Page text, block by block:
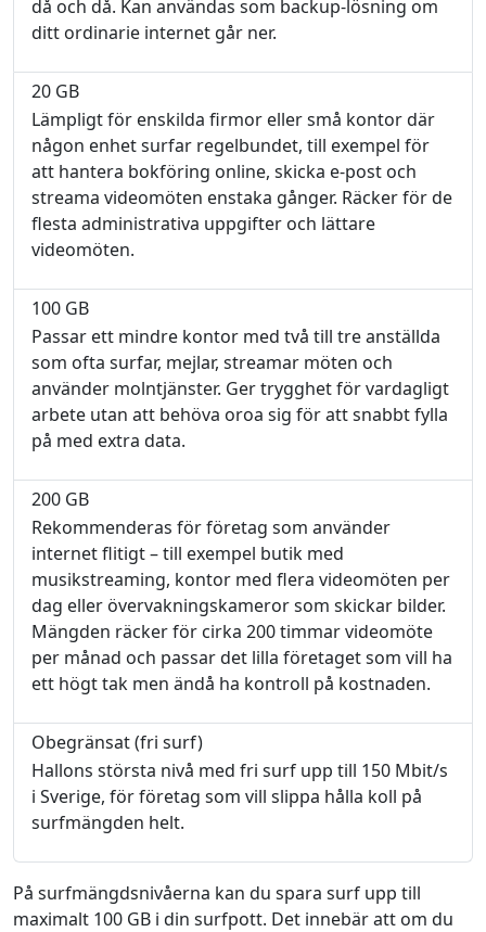
då och då. Kan användas som backup-lösning om
ditt ordinarie internet går ner.
20 GB
Lämpligt för enskilda firmor eller små kontor där
någon enhet surfar regelbundet, till exempel för
att hantera bokföring online, skicka e-post och
streama videomöten enstaka gånger. Räcker för de
flesta administrativa uppgifter och lättare
videomöten.
100 GB
Passar ett mindre kontor med två till tre anställda
som ofta surfar, mejlar, streamar möten och
använder molntjänster. Ger trygghet för vardagligt
arbete utan att behöva oroa sig för att snabbt fylla
på med extra data.
200 GB
Rekommenderas för företag som använder
internet flitigt – till exempel butik med
musikstreaming, kontor med flera videomöten per
dag eller övervakningskameror som skickar bilder.
Mängden räcker för cirka 200 timmar videomöte
per månad och passar det lilla företaget som vill ha
ett högt tak men ändå ha kontroll på kostnaden.
Obegränsat (fri surf)
Hallons största nivå med fri surf upp till 150 Mbit/s
i Sverige, för företag som vill slippa hålla koll på
surfmängden helt.
På surfmängdsnivåerna kan du spara surf upp till
maximalt 100 GB i din surfpott. Det innebär att om du